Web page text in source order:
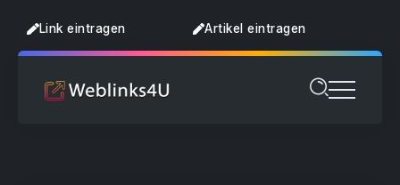
Link eintragen Artikel eintragen